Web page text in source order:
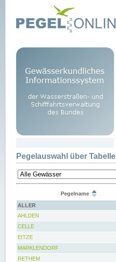
Pegelauswahl über Tabelle
Pegelname
ALLER
AHLDEN
CELLE
EITZE
MARKLENDORF
RETHEM